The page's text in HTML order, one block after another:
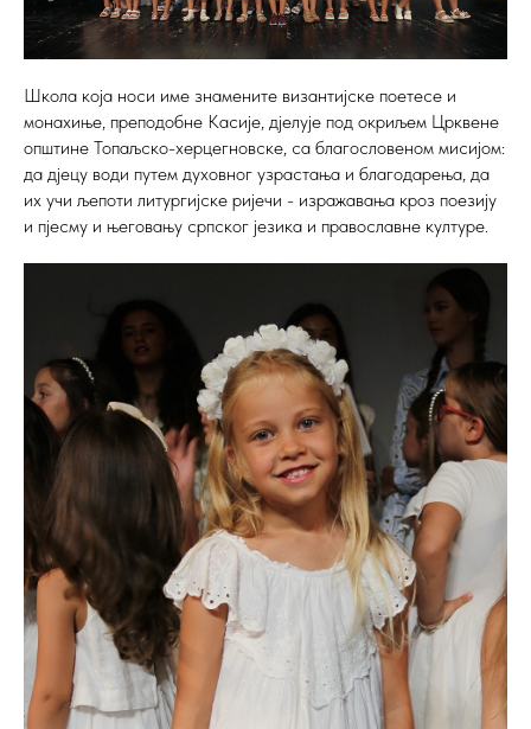
Школа која носи име знамените византијске поетесе и
монахиње, преподобне Касије, дјелује под окриљем Црквене
општине Топаљско-херцегновске, са благословеном мисијом:
да дјецу води путем духовног узрастања и благодарења, да
их учи љепоти литургијске ријечи - изражавања кроз поезију
и пјесму и његовању српског језика и православне културе.